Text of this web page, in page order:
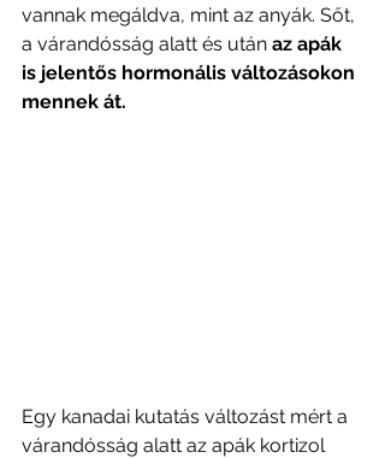
vannak megáldva, mint az anyák. Sőt,
a várandósság alatt és után az apák
is jelentős hormonális változásokon
mennek át.
Egy kanadai kutatás változást mért a
várandósság alatt az apák kortizol